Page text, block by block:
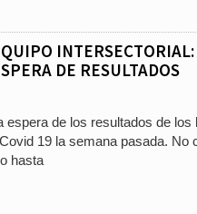
INTERSECTORIAL:
DE RESULTADOS
de los resultados de los
19 la semana pasada. No
hasta